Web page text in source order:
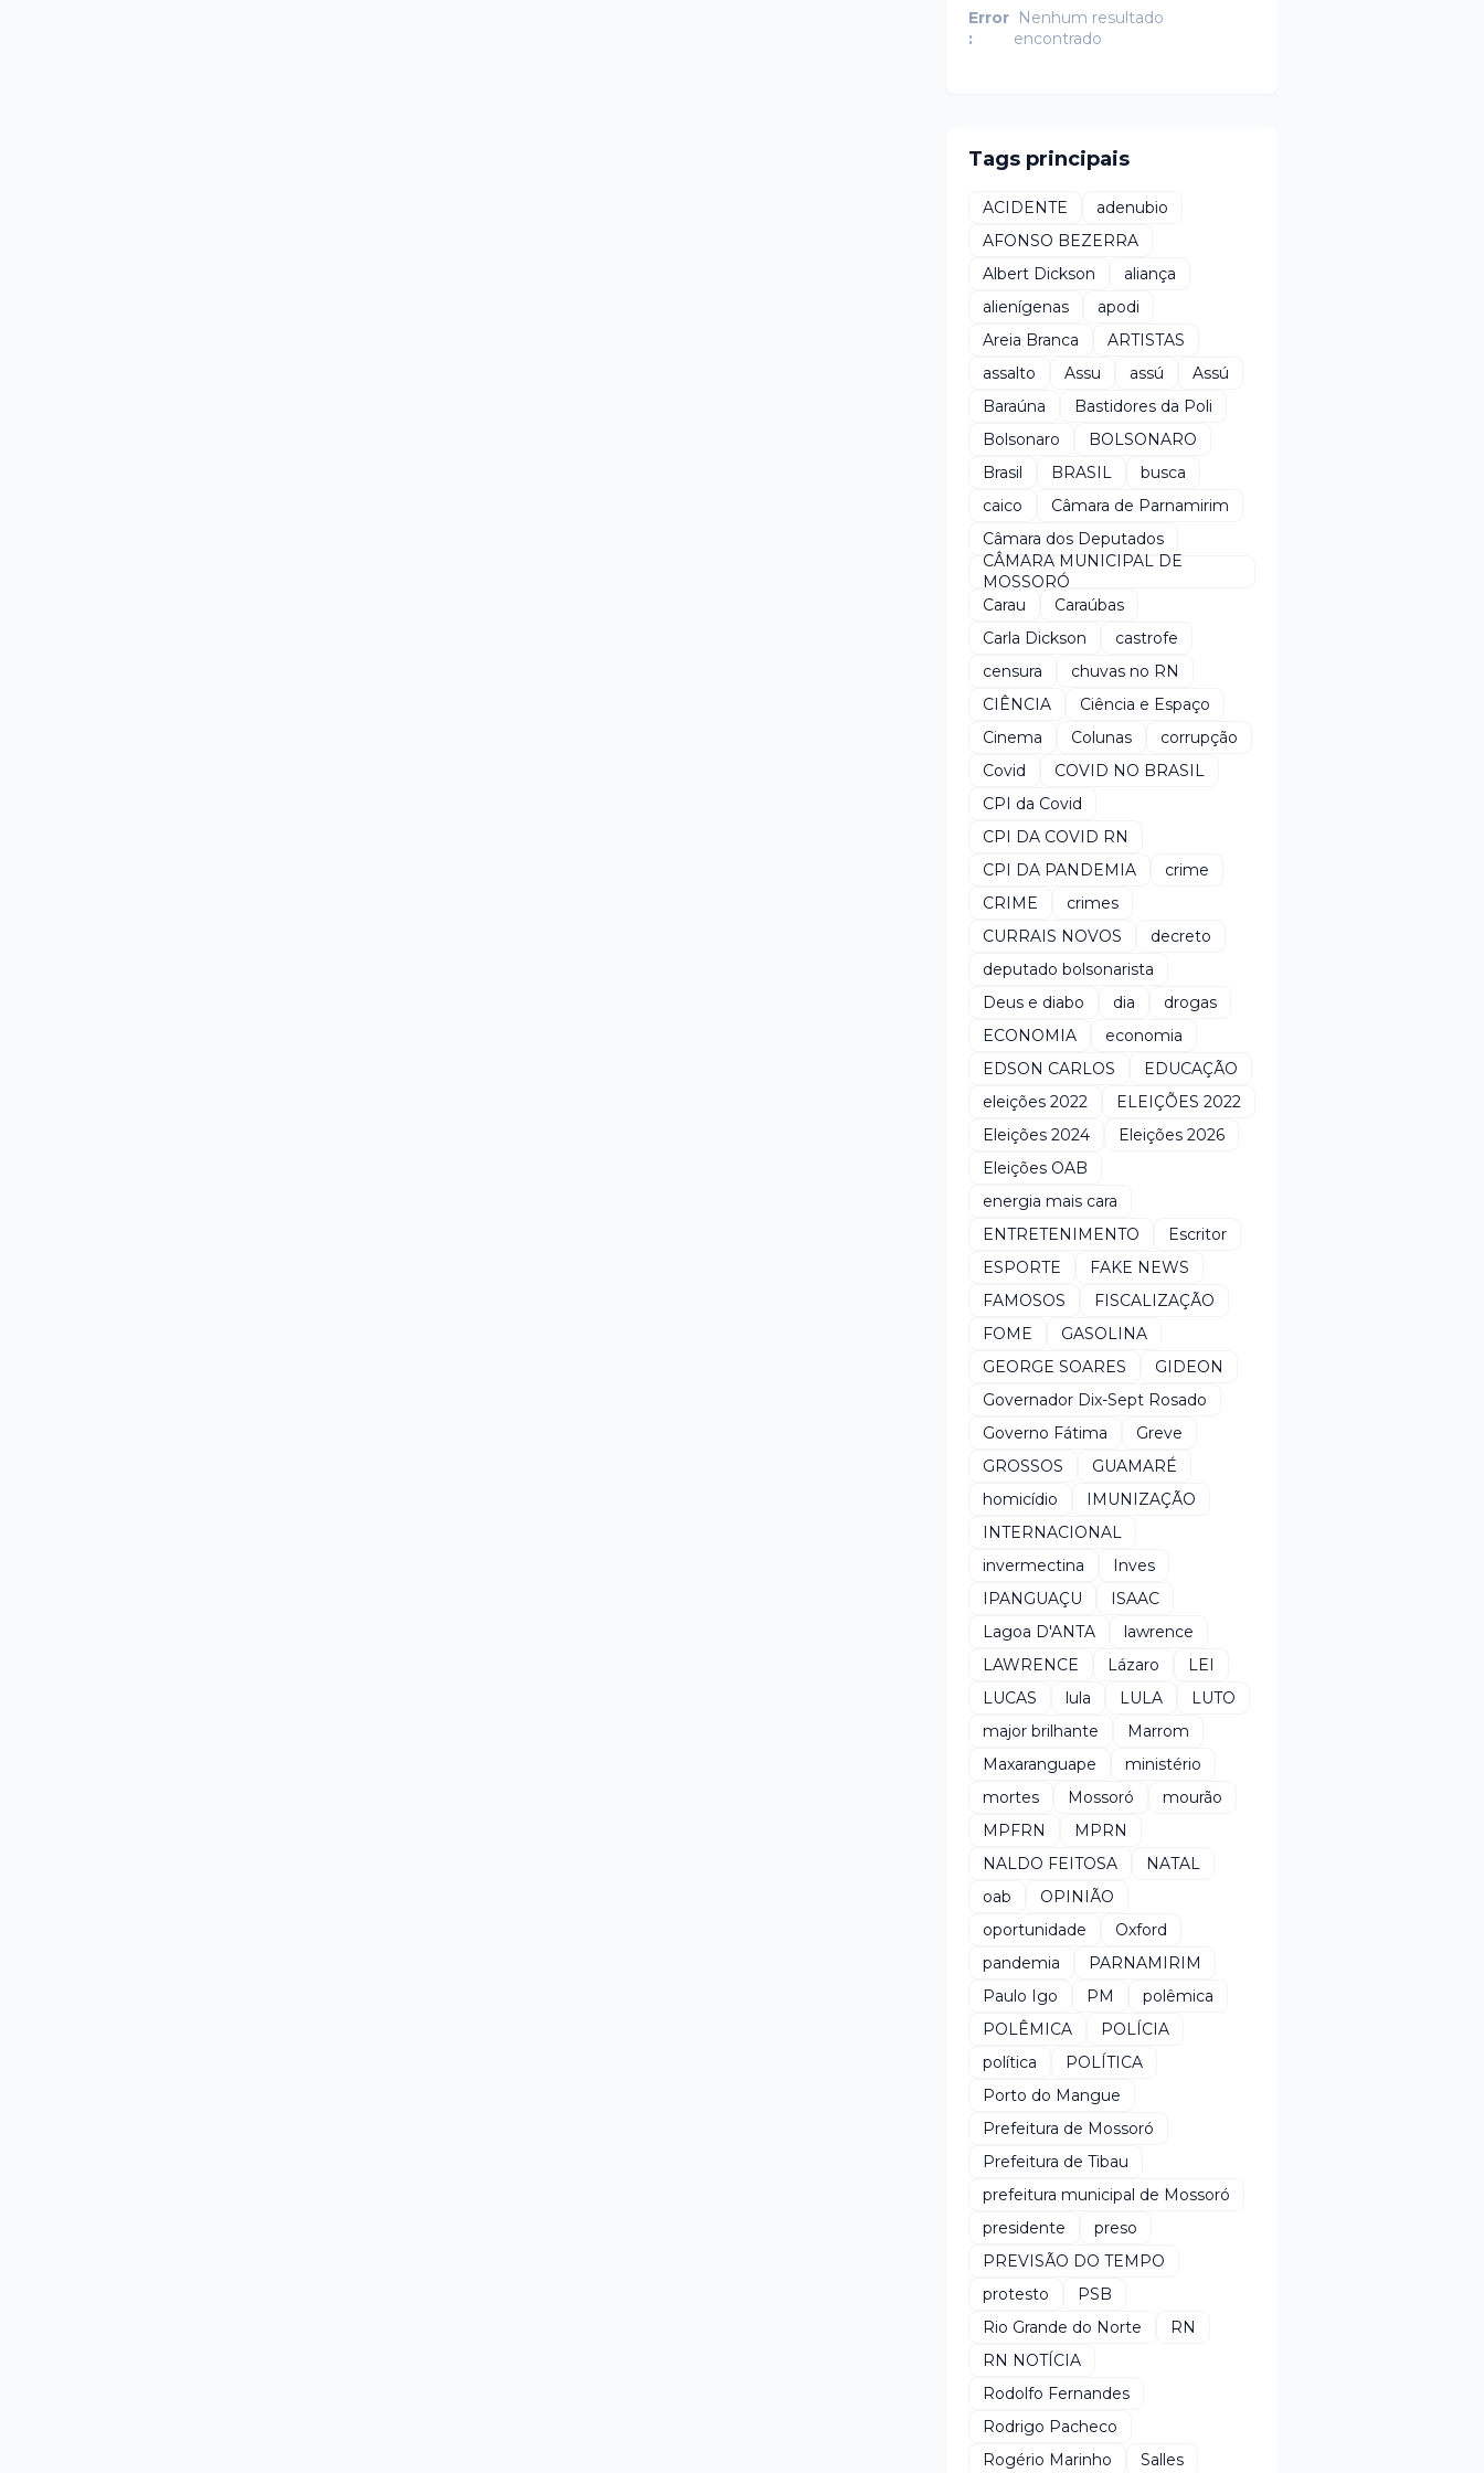
Error
:
Nenhum resultado
encontrado
Tags principais
ACIDENTE
adenubio
AFONSO BEZERRA
Albert Dickson
aliança
alienígenas
apodi
Areia Branca
ARTISTAS
assalto
Assu assú
Assú
Baraúna
Bastidores da Poli
Bolsonaro
BOLSONARO
Brasil
BRASIL
busca
caico
Câmara de Parnamirim
Câmara dos Deputados
CÂMARA MUNICIPAL DE
MOSSORÓ
Carau
Caraúbas
Carla Dickson
castrofe
censura
chuvas no RN
CIÊNCIA
Ciência e Espaço
Cinema
Colunas
corrupção
Covid
COVID NO BRASIL
CPI da Covid
CPI DA COVID RN
CPI DA PANDEMIA
crime
CRIME
crimes
CURRAIS NOVOS
decreto
deputado bolsonarista
Deus e diabo
dia
drogas
ECONOMIA
economia
EDSON CARLOS
EDUCAÇÃO
eleições 2022
ELEIÇÕES 2022
Eleições 2024
Eleições 2026
Eleições OAB
energia mais cara
ENTRETENIMENTO
Escritor
ESPORTE
FAKE NEWS
FAMOSOS
FISCALIZAÇÃO
FOME
GASOLINA
GEORGE SOARES
GIDEON
Governador Dix-Sept Rosado
Governo Fátima
Greve
GROSSOS
GUAMARÉ
homicídio
IMUNIZAÇÃO
INTERNACIONAL
invermectina
Inves
IPANGUAÇU
ISAAC
Lagoa D'ANTA
lawrence
LAWRENCE
Lázaro
LEI
LUCAS
lula LULA
LUTO
major brilhante
Marrom
Maxaranguape
ministério
mortes
Mossoró
mourão
MPFRN
MPRN
NALDO FEITOSA
NATAL
oab
OPINIÃO
oportunidade
Oxford
pandemia
PARNAMIRIM
Paulo Igo
PM
polêmica
POLÊMICA
POLÍCIA
política
POLÍTICA
Porto do Mangue
Prefeitura de Mossoró
Prefeitura de Tibau
prefeitura municipal de Mossoró
presidente
preso
PREVISÃO DO TEMPO
protesto
PSB
Rio Grande do Norte
RN
RN NOTÍCIA
Rodolfo Fernandes
Rodrigo Pacheco
Rogério Marinho
Salles